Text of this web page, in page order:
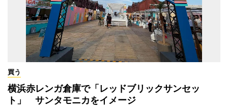
買う
横浜赤レンガ倉庫で「レッドブリックサンセッ
ト」 サンタモニカをイメージ